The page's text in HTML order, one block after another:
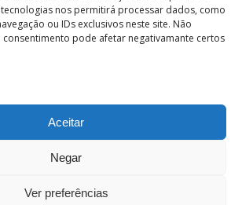
nos permitirá processar dados, como
ou IDs exclusivos neste site. Não
pode afetar negativamante certos
Aceitar
Negar
Ver preferências